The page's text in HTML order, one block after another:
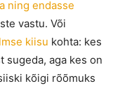
ning endasse
vastu. Või
kiisu kohta: kes
sugeda, aga kes on
kõigi rõõmuks